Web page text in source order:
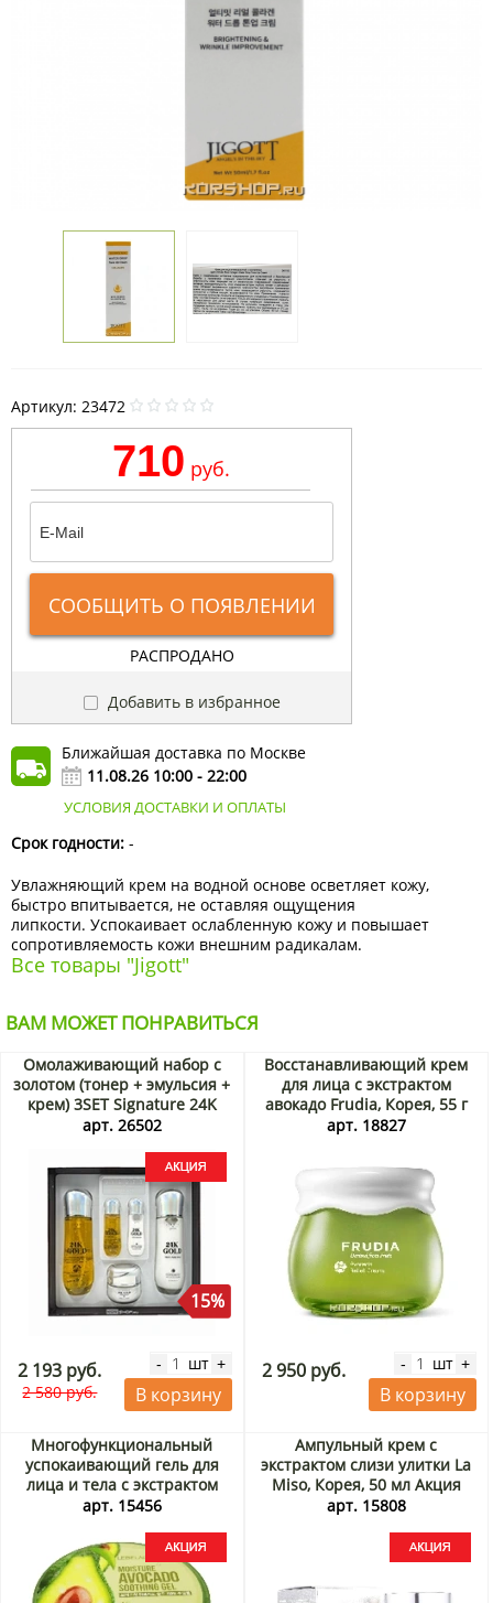
Артикул: 23472
710 руб.
СООБЩИТЬ О ПОЯВЛЕНИИ
РАСПРОДАНО
Добавить в избранное
Ближайшая доставка по Москве
11.08.26 10:00 - 22:00
УСЛОВИЯ ДОСТАВКИ И ОПЛАТЫ
Срок годности: -
Увлажняющий крем на водной основе осветляет кожу,
быстро впитывается, не оставляя ощущения
липкости. Успокаивает ослабленную кожу и повышает
сопротивляемость кожи внешним радикалам.
Все товары "Jigott"
ВАМ МОЖЕТ ПОНРАВИТЬСЯ
Омолаживающий набор с
золотом (тонер + эмульсия +
крем) 3SET Signature 24K
Gold Essential Skin Care
арт. 26502
15%
2 193 руб.
2 580 руб.
- шт +
В корзину
Восстанавливающий крем
для лица с экстрактом
авокадо Frudia, Корея, 55 г
арт. 18827
2 950 руб. - шт +
В корзину
Многофункциональный
успокаивающий гель для
лица и тела с экстрактом
авокадо Lebelage, Корея, 300
арт. 15456
Ампульный крем с
экстрактом слизи улитки La
Miso, Корея, 50 мл Акция
арт. 15808